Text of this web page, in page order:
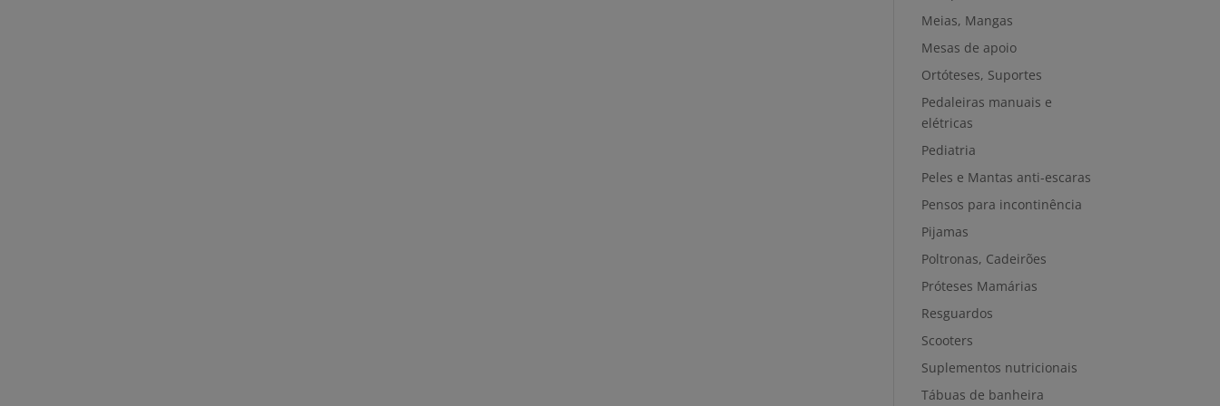
Meias, Mangas
Mesas de apoio
Ortóteses, Suportes
Pedaleiras manuais e
elétricas
Pediatria
Peles e Mantas anti-escaras
Pensos para incontinência
Pijamas
Poltronas, Cadeirões
Próteses Mamárias
Resguardos
Scooters
Suplementos nutricionais
Tábuas de banheira